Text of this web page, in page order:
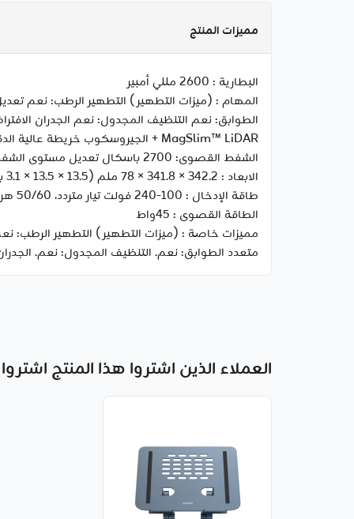
مميزات المنتج
البطارية : 2600 مللي أمبير
المهام :
الطوابق: نعم التنظيف المجدول: نعم الجدران
الشفط القصوى: 2700 باسكال تعديل مستوى الشفط: 4 مستويات سعة سلة المهملات: 400 مل كشف مزبلة: نعم فلتر هيبا:H11 الضوضاء: 51 ديسيبل تعزيز السجاد: نعم
الابعاد : 342.2 × 341.8 × 78 ملم (13.5 × 13.5 × 3.1 بوصة)
طاقة الإدخال : 100-240 فولت تيار متردد، 50/60 هرتز
الطاقة القصوى : 45واط
مميزات خاصة :
متعدد الطوابق: نعم. التنظيف المجدول: نعم.
العملاء الذين اشتروا هذا المنتج